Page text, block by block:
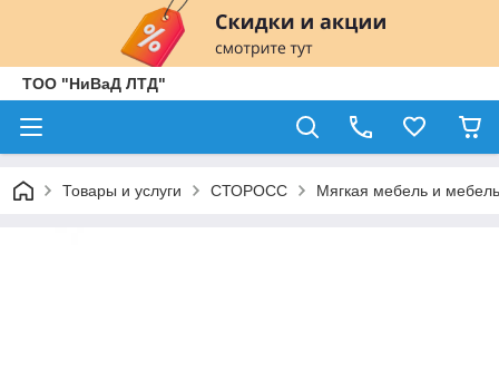
ТОО "НиВаД ЛТД"
Товары и услуги СТОРОСС Мягкая мебель и